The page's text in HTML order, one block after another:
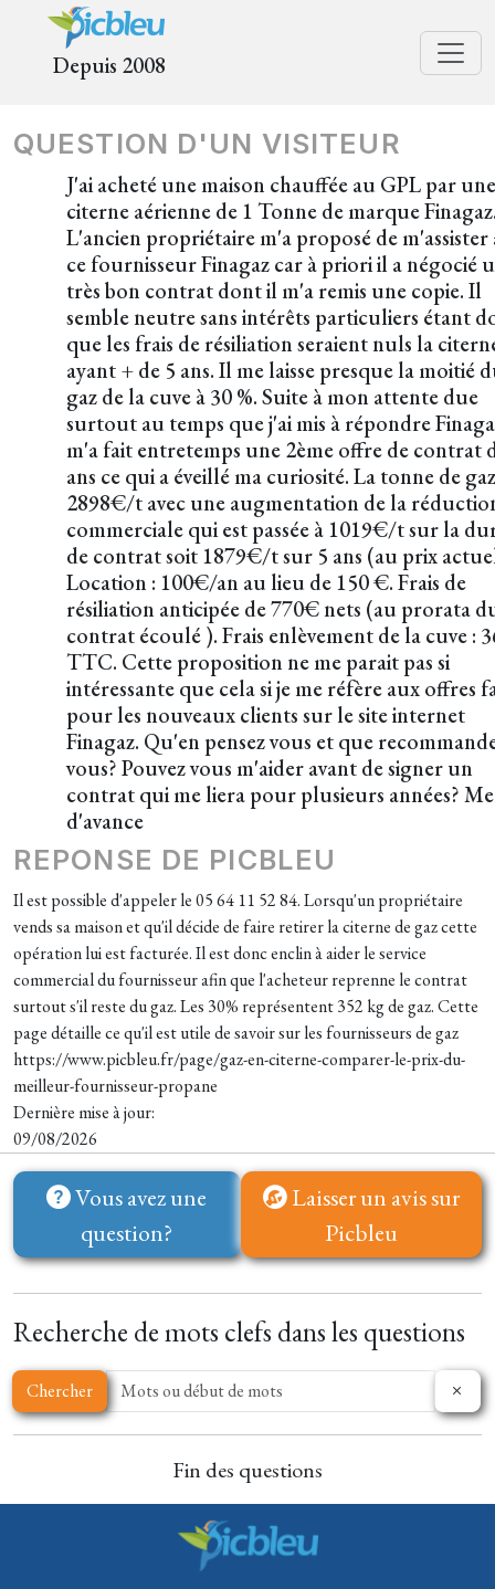
Depuis 2008
QUESTION D'UN VISITEUR
J'ai acheté une maison chauffée au GPL par une
citerne aérienne de 1 Tonne de marque
L'ancien propriétaire m'a proposé de m'assister
ce fournisseur Finagaz car à priori il a négocié
très bon contrat dont il m'a remis une copie. Il
semble neutre sans intérêts particuliers étant
que les frais de résiliation seraient nuls la
ayant + de 5 ans. Il me laisse presque la moitié
gaz de la cuve à 30 %. Suite à mon attente due
surtout au temps que j'ai mis à répondre
m'a fait entretemps une 2ème offre de contrat
ans ce qui a éveillé ma curiosité. La tonne de
2898€/t avec une augmentation de la
commerciale qui est passée à 1019€/t sur la
de contrat soit 1879€/t sur 5 ans (au prix
Location : 100€/an au lieu de 150 €. Frais de
résiliation anticipée de 770€ nets (au prorata
contrat écoulé ). Frais enlèvement de la cuve :
TTC. Cette proposition ne me parait pas si
intéressante que cela si je me réfère aux offres
pour les nouveaux clients sur le site internet
Finagaz. Qu'en pensez vous et que
vous? Pouvez vous m'aider avant de signer un
contrat qui me liera pour plusieurs années?
d'avance
REPONSE DE PICBLEU
Il est possible d'appeler le 05 64 11 52 84. Lorsqu'un propriétaire
vends sa maison et qu'il décide de faire retirer la citerne de gaz cette
opération lui est facturée. Il est donc enclin à aider le service
commercial du fournisseur afin que l'acheteur reprenne le contrat
surtout s'il reste du gaz. Les 30% représentent 352 kg de gaz. Cette
page détaille ce qu'il est utile de savoir sur les fournisseurs de gaz
https://www.picbleu.fr/page/gaz-en-citerne-comparer-le-prix-du-
meilleur-fournisseur-propane
Dernière mise à jour:
09/08/2026
Vous avez une
question?
Laisser un avis sur
Picbleu
Recherche de mots clefs dans les questions
Chercher
Fin des questions